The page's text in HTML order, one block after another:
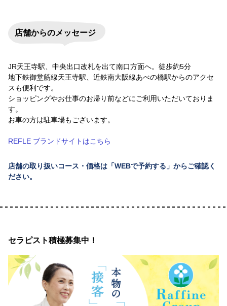
店舗からのメッセージ
JR天王寺駅、中央出口改札を出て南口方面へ。徒歩約5分
地下鉄御堂筋線天王寺駅、近鉄南大阪線あべの橋駅からのアクセ
スも便利です。
ショッピングやお仕事のお帰り前などにご利用いただいておりま
す。
お車の方は駐車場もございます。
REFLE ブランドサイトはこちら
店舗の取り扱いコース・価格は「WEBで予約する」からご確認く
ださい。
セラピスト積極募集中！